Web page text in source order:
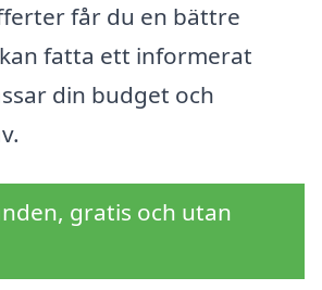
får du en bättre
fatta ett informerat
din budget och
gratis och utan